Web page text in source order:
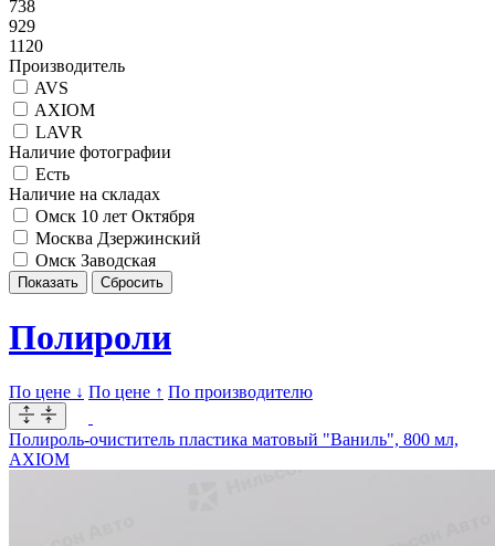
738
929
1120
Производитель
AVS
AXIOM
LAVR
Наличие фотографии
Есть
Наличие на складах
Омск 10 лет Октября
Москва Дзержинский
Омск Заводская
Полироли
По цене ↓ По цене ↑ По производителю
Полироль-очиститель пластика матовый "Ваниль", 800 мл,
AXIOM